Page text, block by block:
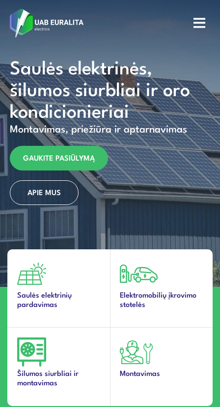
Saulės elektrinės,
šilumos siurbliai ir oro
kondicionieriai
Montavimas, priežiūra ir aptarnavimas
GAUKITE PASIŪLYMĄ
APIE MUS
Saulės elektrinių
pardavimas
Elektromobilių įkrovimo
stotelės
Šilumos siurbliai ir
montavimas
Montavimas